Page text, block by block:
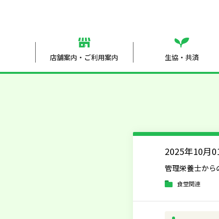
店舗案内・ご利用案内 生協・共済
2025年10月
管理栄養士から
食堂関連